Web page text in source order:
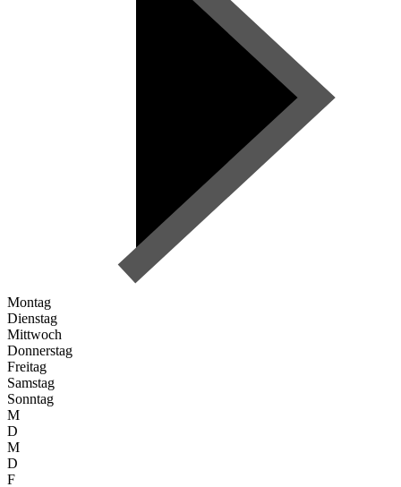
Montag
Dienstag
Mittwoch
Donnerstag
Freitag
Samstag
Sonntag
M
D
M
D
F